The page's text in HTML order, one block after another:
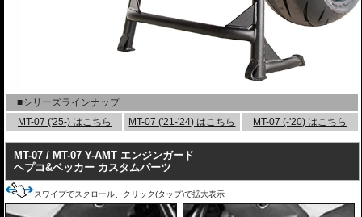
■シリーズラインナップ
MT-07 ('25-) はこちら
MT-07 ('21-'24) はこちら MT-07 (-'20) はこちら
MT-07 / MT-07 Y-AMT エンジンガード
ヘプコ&ベッカー カスタムパーツ
スワイプでスクロール、クリック(タップ)で拡大表示